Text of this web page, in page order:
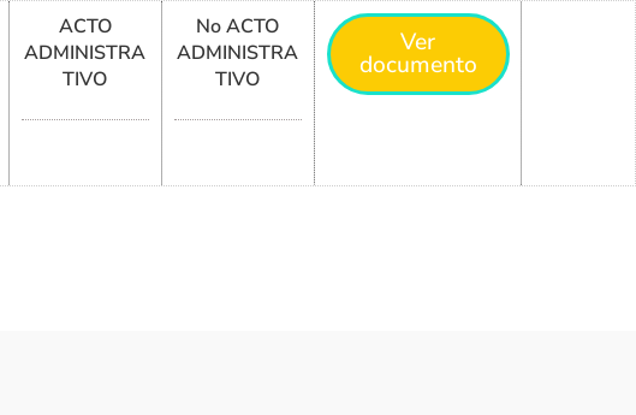
ACTO
ADMINISTRA
TIVO
No ACTO
ADMINISTRA
TIVO
Ver
documento